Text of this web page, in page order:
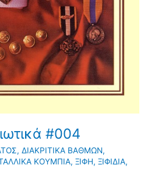
#004
, ΔΙΑΚΡΙΤΙΚΑ ΒΑΘΜΩΝ,
ΚΟΥΜΠΙΑ, ΞΙΦΗ, ΞΙΦΙΔΙΑ,